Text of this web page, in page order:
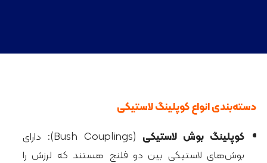
دسته‌بندی انواع کوپلینگ لاستیکی
کوپلینگ بوش لاستیکی
(Bush Couplings): دارای
بوش‌های لاستیکی بین دو فلنج هستند که لرزش را